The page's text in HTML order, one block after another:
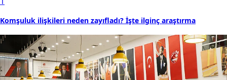
Komşuluk ilişkileri neden zayıfladı? İşte ilginç araştırma